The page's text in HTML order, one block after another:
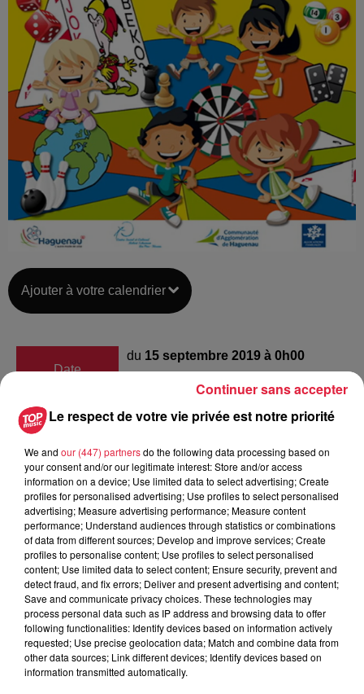
Ajouter à votre calendrier
Date
du 15 septembre 2019 à 0h00
15 septembre 2019 à 0h00
Lieu HAGUENAU
Organisateur
BORSCHNECK Christine
0388061848
contact@csc-haguenau.net
Tarif Gratuit
Le respect de votre vie privée est notre priorité
We and our (447) partnersdo the following data processing based on
your consent and/or our legitimate interest: Store and/or access
information on a device; Use limited data to select advertising; Create
profiles for personalised advertising; Use profiles to select personalised
advertising; Measure advertising performance; Measure content
performance; Understand audiences through statistics or combinations
of data from different sources; Develop and improve services; Create
profiles to personalise content; Use profiles to select personalised
content; Use limited data to select content; Ensure security, prevent and
detect fraud, and fix errors; Deliver and present advertising and content;
Save and communicate privacy choices. These technologies may
process personal data such as IP address and browsing data to offer
following functionalities: Identify devices based on information actively
requested; Use precise geolocation data; Match and combine data from
other data sources; Link different devices; Identify devices based on
information transmitted automatically.
Continuer sans accepter